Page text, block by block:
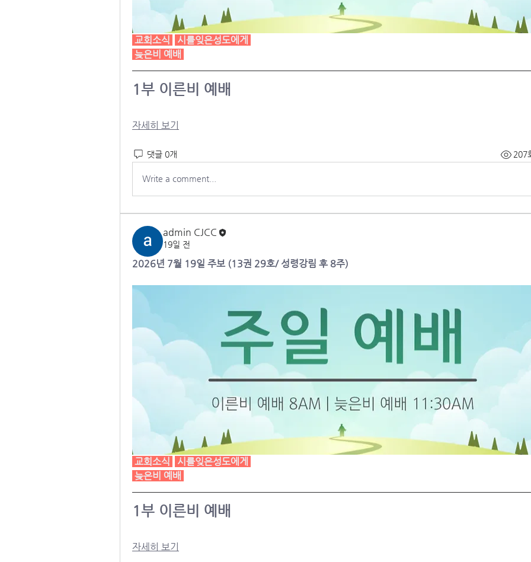
교회소식
시를잊은성도에게
늦은비 예배
1부 이른비 예배
자세히 보기
댓글 0개 207
Write a comment...
admin CJCC
19일 전
2026년 7월 19일 주보 (13권 29호/ 성령강림 후 8주)
교회소식
시를잊은성도에게
늦은비 예배
1부 이른비 예배
자세히 보기